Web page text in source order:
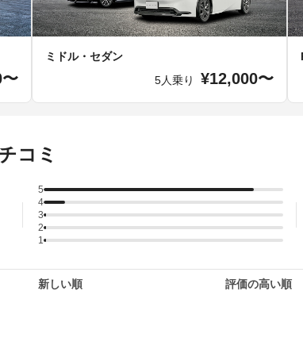
ミドル・セダン
5人乗り
¥12,000〜
コミ
5
4
3
2
1
新しい順 評価の高い順